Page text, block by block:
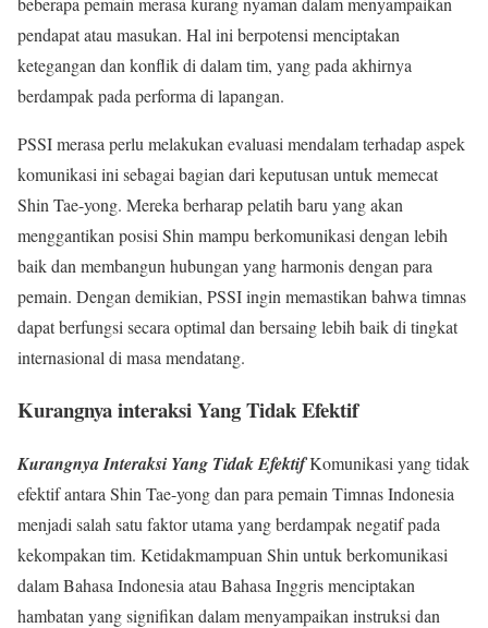
pendapat atau masukan. Hal ini berpotensi menciptakan
ketegangan dan konflik di dalam tim, yang pada akhirnya
berdampak pada performa di lapangan.
PSSI merasa perlu melakukan evaluasi mendalam terhadap aspek
komunikasi ini sebagai bagian dari keputusan untuk memecat
Shin Tae-yong. Mereka berharap pelatih baru yang akan
menggantikan posisi Shin mampu berkomunikasi dengan lebih
baik dan membangun hubungan yang harmonis dengan para
pemain. Dengan demikian, PSSI ingin memastikan bahwa timnas
dapat berfungsi secara optimal dan bersaing lebih baik di tingkat
internasional di masa mendatang.
Kurangnya interaksi Yang Tidak Efektif
Kurangnya Interaksi Yang Tidak EfektifKomunikasi yang tidak
efektif antara Shin Tae-yong dan para pemain Timnas Indonesia
menjadi salah satu faktor utama yang berdampak negatif pada
kekompakan tim. Ketidakmampuan Shin untuk berkomunikasi
dalam Bahasa Indonesia atau Bahasa Inggris menciptakan
hambatan yang signifikan dalam menyampaikan instruksi dan